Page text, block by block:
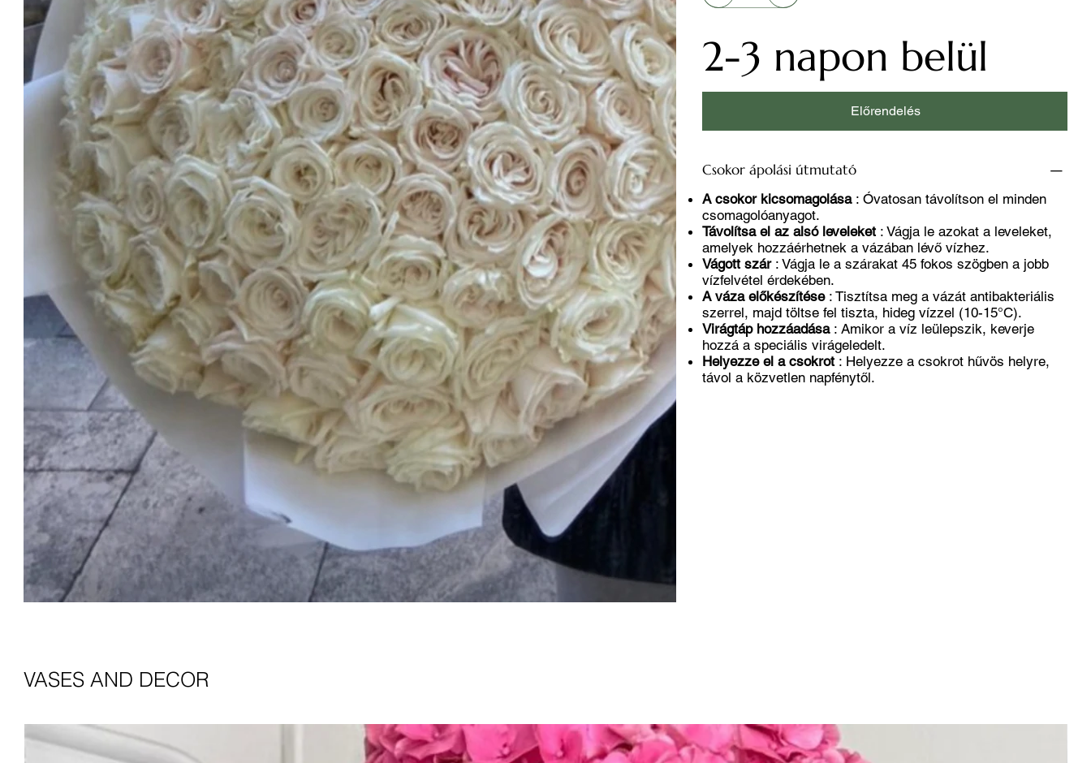
2-3 napon belül
Előrendelés
Csokor ápolási útmutató
A csokor kicsomagolása: Óvatosan távolítson el minden
csomagolóanyagot.
Távolítsa el az alsó leveleket : Vágja le azokat a leveleket,
amelyek hozzáérhetnek a vázában lévő vízhez.
Vágott szár: Vágja le a szárakat 45 fokos szögben a jobb
vízfelvétel érdekében.
A váza előkészítése: Tisztítsa meg a vázát antibakteriális
szerrel, majd töltse fel tiszta, hideg vízzel (10-15°C).
Virágtáp hozzáadása: Amikor a víz leülepszik, keverje
hozzá a speciális virágeledelt.
Helyezze el a csokrot : Helyezze a csokrot hűvös helyre,
távol a közvetlen napfénytől.
VASES AND DECOR